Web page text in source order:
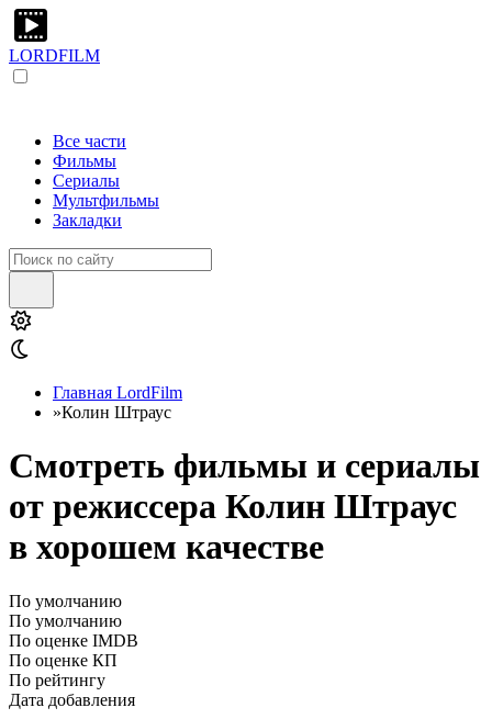
LORDFILM
Все части
Фильмы
Сериалы
Мультфильмы
Закладки
Главная LordFilm
»Колин Штраус
Смотреть фильмы и сериалы
от режиссера Колин Штраус
в хорошем качестве
По умолчанию
По умолчанию
По оценке IMDB
По оценке КП
По рейтингу
Дата добавления